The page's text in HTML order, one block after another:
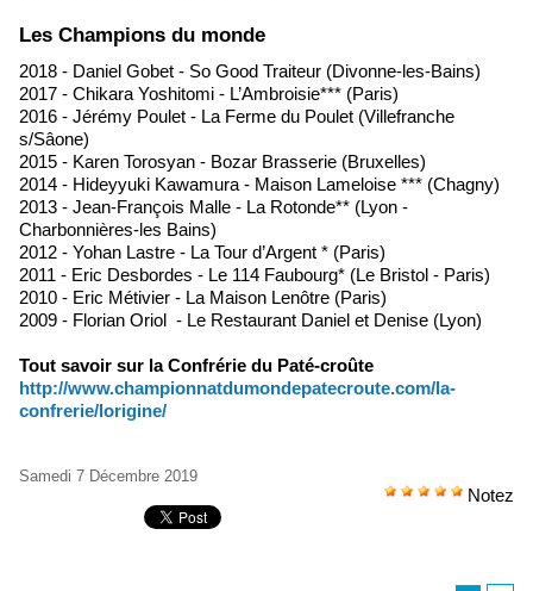
Les Champions du monde
2018 - Daniel Gobet - So Good Traiteur (Divonne-les-Bains)
2017 - Chikara Yoshitomi - L’Ambroisie*** (Paris)
2016 - Jérémy Poulet - La Ferme du Poulet (Villefranche
s/Sâone)
2015 - Karen Torosyan - Bozar Brasserie (Bruxelles)
2014 - Hideyyuki Kawamura - Maison Lameloise *** (Chagny)
2013 - Jean-François Malle - La Rotonde** (Lyon -
Charbonnières-les Bains)
2012 - Yohan Lastre - La Tour d’Argent * (Paris)
2011 - Eric Desbordes - Le 114 Faubourg* (Le Bristol - Paris)
2010 - Eric Métivier - La Maison Lenôtre (Paris)
2009 - Florian Oriol - Le Restaurant Daniel et Denise (Lyon)
Tout savoir sur la Confrérie du Paté-croûte
http://www.championnatdumondepatecroute.com/la-
confrerie/lorigine/
Samedi 7 Décembre 2019
Notez